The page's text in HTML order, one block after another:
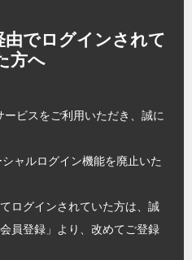
でログインされて
方へ
ビスをご利用いただき、誠に
ャルログイン機能を廃止いた
ログインされていた方は、誠
員登録」より、改めてご登録